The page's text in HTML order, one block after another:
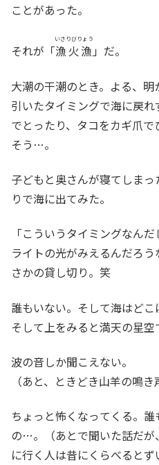
ことがあった。
それが「漁火漁
いさりびりょう
」だ。
大潮の干潮のとき。よる、
引いたタイミングで海に戻
でとったり、タコをカギ爪
そう…。
子どもと奥さんが寝てしま
りで海に出てみた。
「こういうタイミングなん
ライトの光がみえるんだろ
さかの貸し切り。笑
誰もいない。そして海はどこ
そして上をみると満天の星空
波の音しか聞こえない。
（あと、ときどき山羊の鳴き
ちょっと怖くなってくる。
の…。（あとで聞いた話だが
に行く人は昔にくらべると